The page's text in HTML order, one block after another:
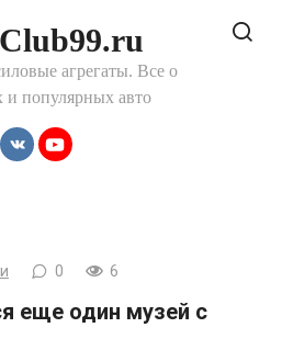
агрегаты. Все о
и популярных авто
0 6
еще один музей с